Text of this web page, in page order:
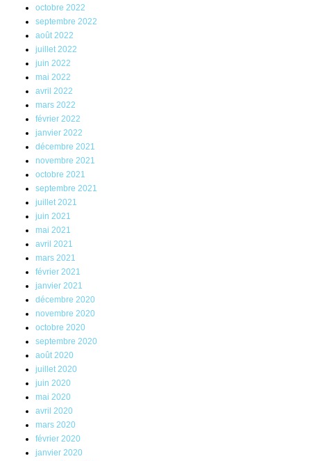
octobre 2022
septembre 2022
août 2022
juillet 2022
juin 2022
mai 2022
avril 2022
mars 2022
février 2022
janvier 2022
décembre 2021
novembre 2021
octobre 2021
septembre 2021
juillet 2021
juin 2021
mai 2021
avril 2021
mars 2021
février 2021
janvier 2021
décembre 2020
novembre 2020
octobre 2020
septembre 2020
août 2020
juillet 2020
juin 2020
mai 2020
avril 2020
mars 2020
février 2020
janvier 2020